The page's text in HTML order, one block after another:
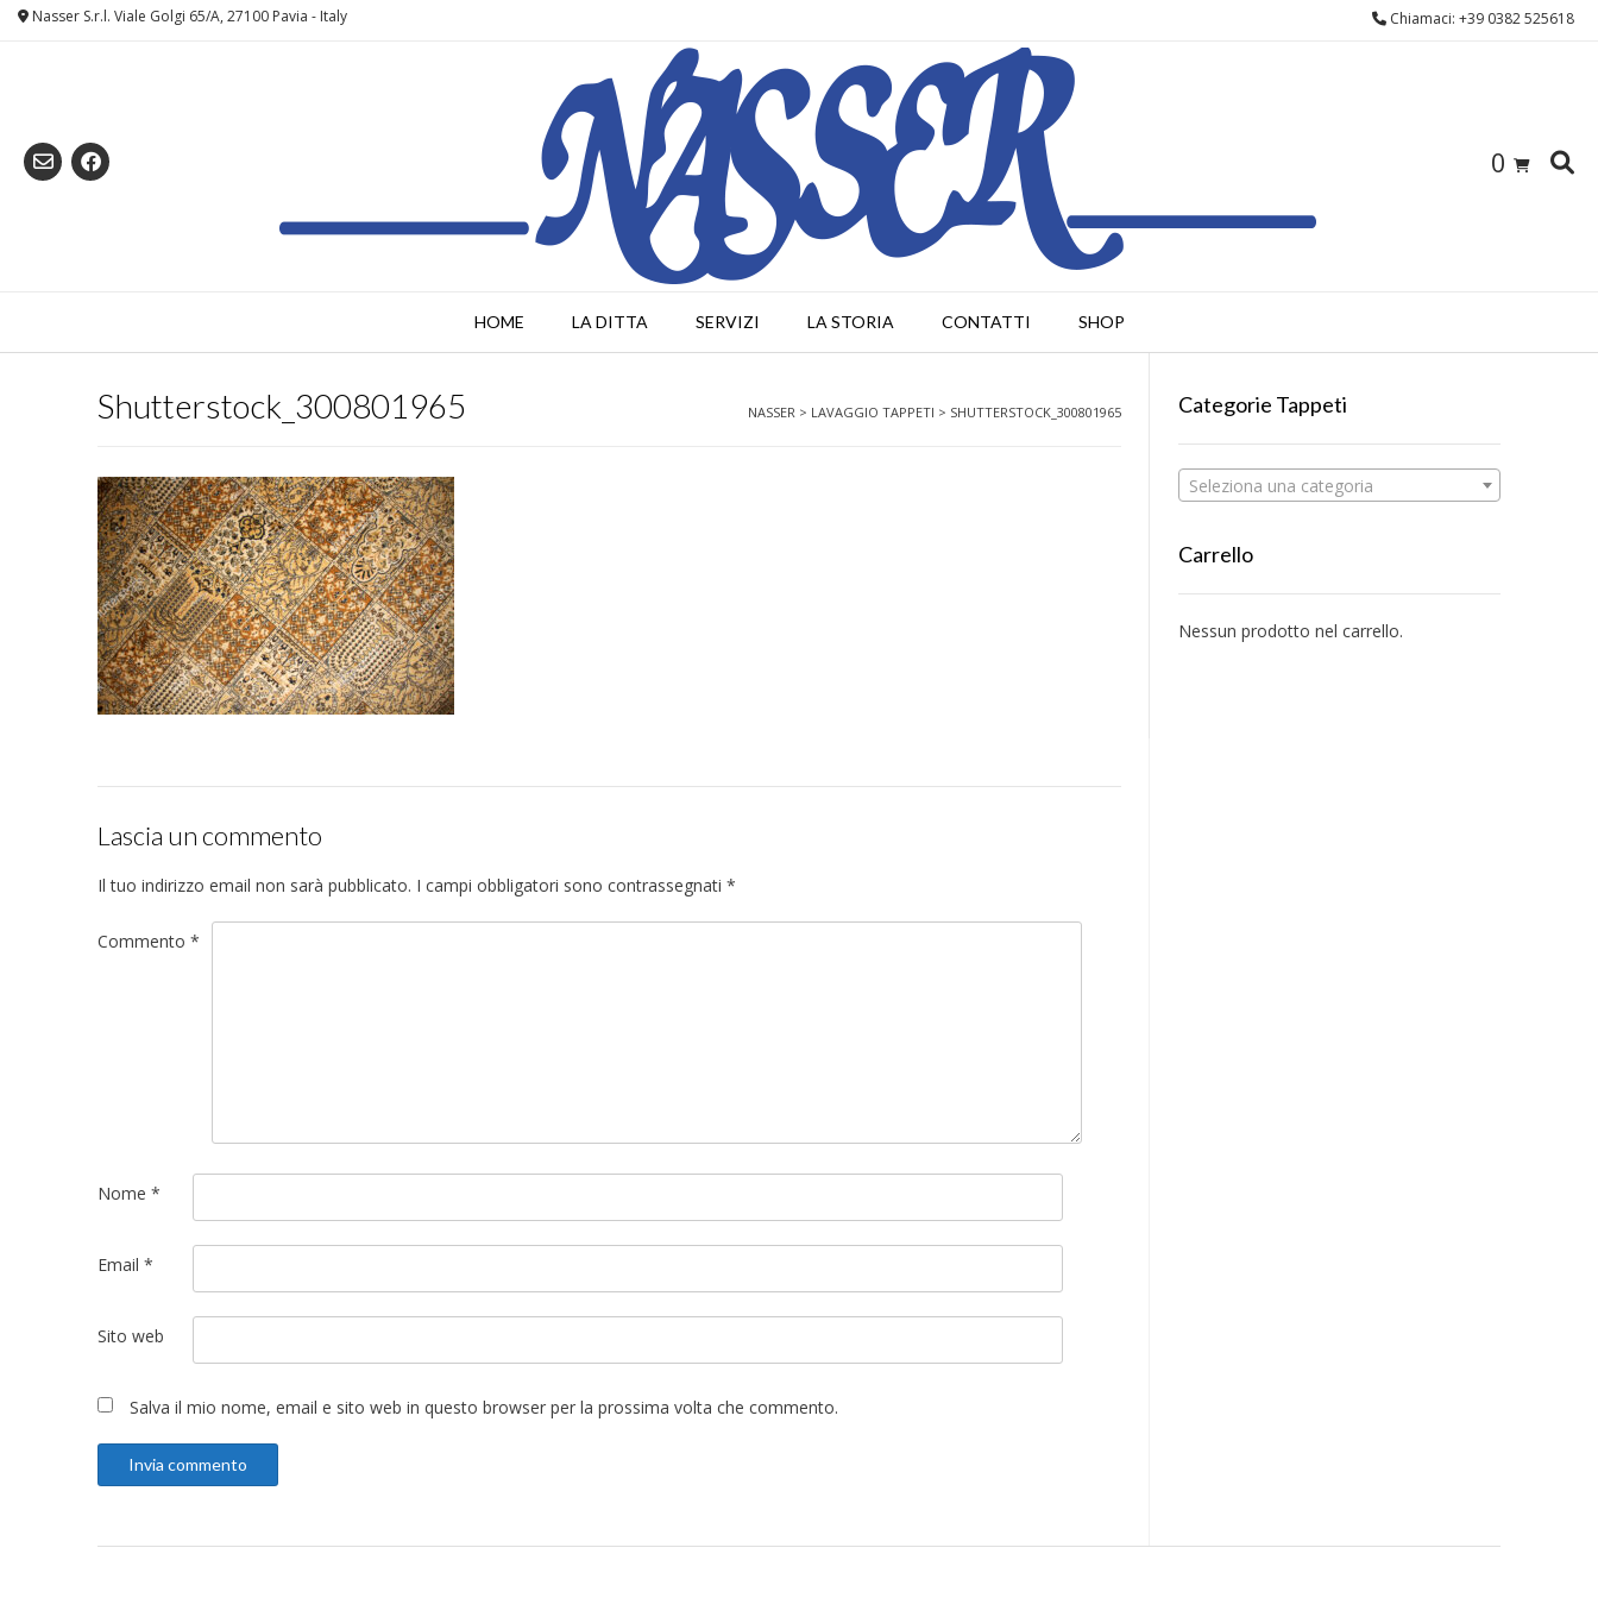
Skip Nasser S.r.l. Viale Golgi 65/A, 27100 Pavia - Italy Chiamaci: +39 0382 525618
0
HOME LA DITTA SERVIZI LA STORIA CONTATTI SHOP
Shutterstock_300801965 NASSER > LAVAGGIO TAPPETI > SHUTTERSTOCK_300801965
Lascia un commento
Il tuo indirizzo email non sarà pubblicato. I campi obbligatori sono contrassegnati *
Commento *
Nome *
Email *
Sito web
Salva il mio nome, email e sito web in questo browser per la prossima volta che commento.
Categorie Tappeti
Seleziona una categoria
Carrello
Nessun prodotto nel carrello.